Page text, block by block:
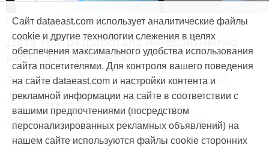
Продукты и услуги
Дата Ист разработала интерактивную
карту для краеведов
#CarryMap #Интерактивная карта #ArcGIS
#Природа #Дети #География
#Мобильная карта #Веб-приложение
Сайт dataeast.com использует аналитические файлы
cookie и другие технологии слежения в целях
обеспечения максимального удобства использования
сайта посетителями. Для контроля вашего поведения
на сайте dataeast.com и настройки контента и
рекламной информации на сайте в соответствии с
вашими предпочтениями (посредством
персонализированных рекламных объявлений) на
нашем сайте используются файлы cookie сторонних